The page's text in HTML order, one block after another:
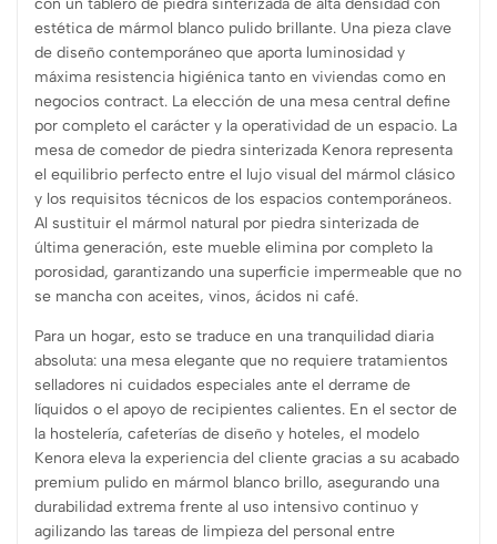
estética de mármol blanco pulido brillante. Una pieza clave
de diseño contemporáneo que aporta luminosidad y
máxima resistencia higiénica tanto en viviendas como en
negocios contract. La elección de una mesa central define
por completo el carácter y la operatividad de un espacio. La
mesa de comedor de piedra sinterizada Kenora representa
el equilibrio perfecto entre el lujo visual del mármol clásico
y los requisitos técnicos de los espacios contemporáneos.
Al sustituir el mármol natural por piedra sinterizada de
última generación, este mueble elimina por completo la
porosidad, garantizando una superficie impermeable que no
se mancha con aceites, vinos, ácidos ni café.
Para un hogar, esto se traduce en una tranquilidad diaria
absoluta: una mesa elegante que no requiere tratamientos
selladores ni cuidados especiales ante el derrame de
líquidos o el apoyo de recipientes calientes. En el sector de
la hostelería, cafeterías de diseño y hoteles, el modelo
Kenora eleva la experiencia del cliente gracias a su acabado
premium pulido en mármol blanco brillo, asegurando una
durabilidad extrema frente al uso intensivo continuo y
agilizando las tareas de limpieza del personal entre